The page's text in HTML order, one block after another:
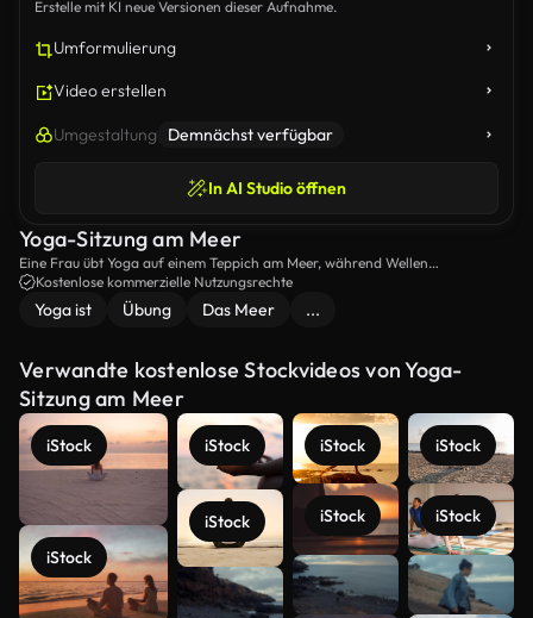
Erstelle mit KI neue Versionen dieser Aufnahme.
Umformulierung
Video erstellen
Umgestaltung Demnächst verfügbar
In AI Studio öffnen
Yoga-Sitzung am Meer
Eine Frau übt Yoga auf einem Teppich am Meer, während Wellen
zusammenbrechen und der Himmel dunkel wird.
Kostenlose kommerzielle Nutzungsrechte
Yoga ist Übung Das Meer ...
Verwandte kostenlose Stockvideos von Yoga-
Sitzung am Meer
iStock
iStock
iStock
iStock
iStock
iStock
iStock
iStock
Mehr
anzeigen